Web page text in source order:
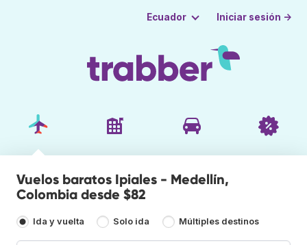
Ecuador Iniciar sesión →
Vuelos baratos Ipiales - Medellín,
Colombia desde $82
Ida y vuelta Solo ida Múltiples destinos